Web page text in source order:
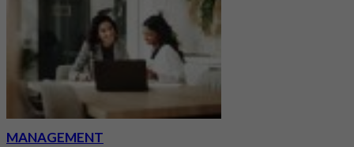
MANAGEMENT